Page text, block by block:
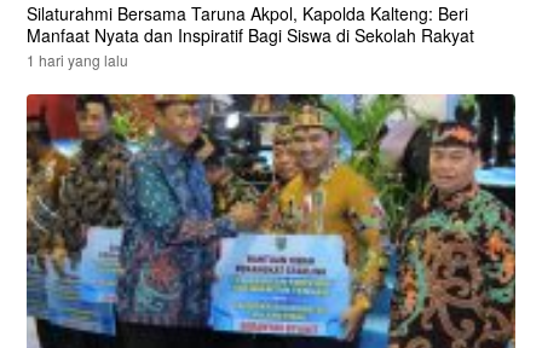
Silaturahmi Bersama Taruna Akpol, Kapolda Kalteng: Beri
Manfaat Nyata dan Inspiratif Bagi Siswa di Sekolah Rakyat
1 hari yang lalu